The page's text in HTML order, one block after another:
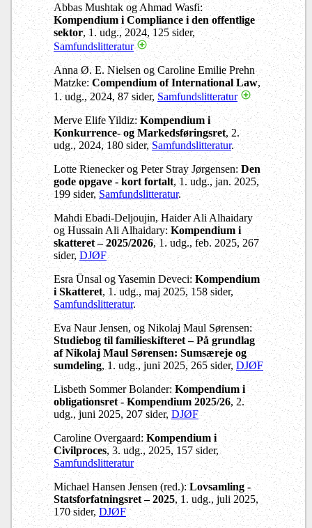
Abbas Mushtak og Ahmad Wasfi:
Kompendium i Compliance i den offentlige
sektor, 1. udg., 2024, 125 sider,
Samfundslitteratur
Anna Ø. E. Nielsen og Caroline Emilie Prehn
Matzke: Compendium of International Law,
1. udg., 2024, 87 sider, Samfundslitteratur
Merve Elife Yildiz: Kompendium i
Konkurrence- og Markedsføringsret, 2.
udg., 2024, 180 sider,Samfundslitteratur.
Lotte Rienecker og Peter Stray Jørgensen: Den
gode opgave - kort fortalt, 1. udg., jan. 2025,
199 sider, Samfundslitteratur.
Mahdi Ebadi-Deljoujin, Haider Ali Alhaidary
og Hussain Ali Alhaidary: Kompendium i
skatteret – 2025/2026, 1. udg., feb. 2025, 267
sider,DJØF
Esra Ünsal og Yasemin Deveci: Kompendium
i Skatteret, 1. udg., maj 2025, 158 sider,
Samfundslitteratur.
Eva Naur Jensen, og Nikolaj Maul Sørensen:
Studiebog til familieskifteret – På grundlag
af Nikolaj Maul Sørensen: Sumsæreje og
sumdeling, 1. udg., juni 2025, 265 sider, DJØF
Lisbeth Sommer Bolander:Kompendium i
obligationsret - Kompendium 2025/26, 2.
udg., juni 2025, 207 sider, DJØF
Caroline Overgaard:Kompendium i
Civilproces, 3. udg., 2025, 157 sider,
Samfundslitteratur
Michael Hansen Jensen (red.):Lovsamling -
Statsforfatningsret – 2025, 1. udg., juli 2025,
170 sider, DJØF